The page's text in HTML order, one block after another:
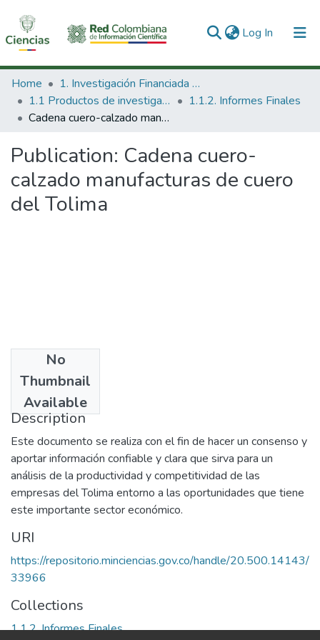
Log In (current)
Communities & Collections
All of DSpace
Home
1. Investigación Financiada con Recursos Públicos
1.1 Productos de investigación
1.1.2. Informes Finales
Cadena cuero-calzado manufacturas de cuero del Tolima
Publication: Cadena cuero-
calzado manufacturas de cuero
del Tolima
No
Thumbnail
Available
2003
Description
Este documento se realiza con el fin de hacer un consenso y
aportar información confiable y clara que sirva para un
análisis de la productividad y competitividad de las
empresas del Tolima entorno a las oportunidades que tiene
este importante sector económico.
URI
https://repositorio.minciencias.gov.co/handle/20.500.14143/
33966
Collections
1.1.2. Informes Finales